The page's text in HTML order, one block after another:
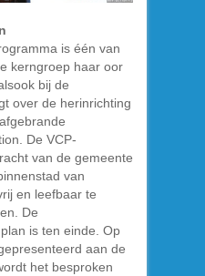
is één van
kerngroep haar oor
bij de
over de herinrichting
De VCP-
van de gemeente
van
en leefbaar te
De
is ten einde. Op
aan de
het besproken